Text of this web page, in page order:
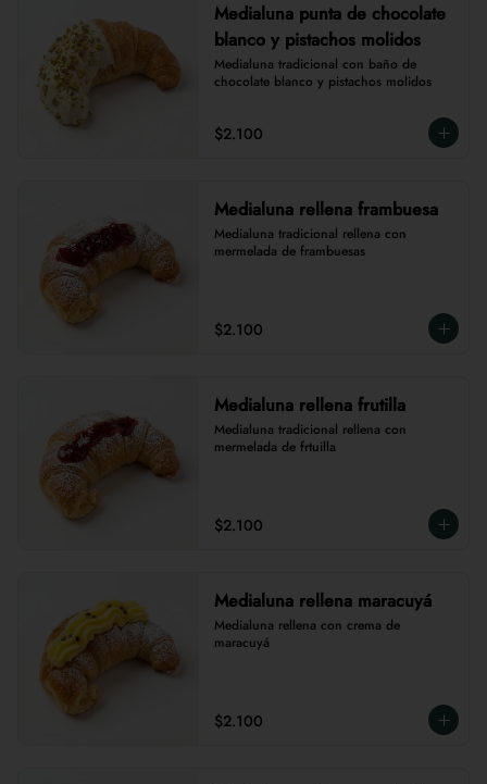
Medialuna punta de chocolate
blanco y pistachos molidos
Medialuna tradicional con baño de
chocolate blanco y pistachos molidos
$2.100
Medialuna rellena frambuesa
Medialuna tradicional rellena con
mermelada de frambuesas
$2.100
Medialuna rellena frutilla
Medialuna tradicional rellena con
mermelada de frtuilla
$2.100
Medialuna rellena maracuyá
Medialuna rellena con crema de
maracuyá
$2.100